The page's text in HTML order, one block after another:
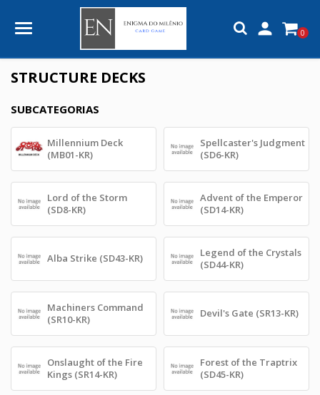
 0
STRUCTURE DECKS
SUBCATEGORIAS
Millennium Deck
(MB01-KR)
Spellcaster's Judgment
(SD6-KR)
Lord of the Storm
(SD8-KR)
Advent of the Emperor
(SD14-KR)
Alba Strike (SD43-KR)
Legend of the Crystals
(SD44-KR)
Machiners Command
(SR10-KR)
Devil's Gate (SR13-KR)
Onslaught of the Fire
Kings (SR14-KR)
Forest of the Traptrix
(SD45-KR)